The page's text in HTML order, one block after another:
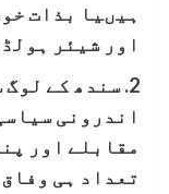
ہیںیا بذات
اور شیئر
2. سندھ کے
اندرونی
مقابلے اور
تعداد ہی